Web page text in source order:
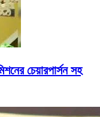
চেয়ারপার্সন সহ